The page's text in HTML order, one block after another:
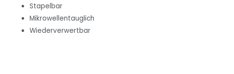
Stapelbar
Mikrowellentauglich
Wiederverwertbar